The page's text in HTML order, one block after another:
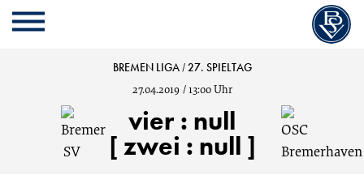
Cookie
Einstellungen
Zum
Inhalt
Cookie
Einstellungen
Kopfbereich
MENU
BREMEN LIGA /27. SPIELTAG
27.04.2019 /13:00 Uhr
vier : null
[ zwei : null ]